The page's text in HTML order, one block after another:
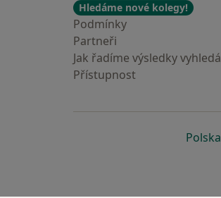
Hledáme nové kolegy!
Podmínky
Partneři
Jak řadíme výsledky
Přístupnost
Polska